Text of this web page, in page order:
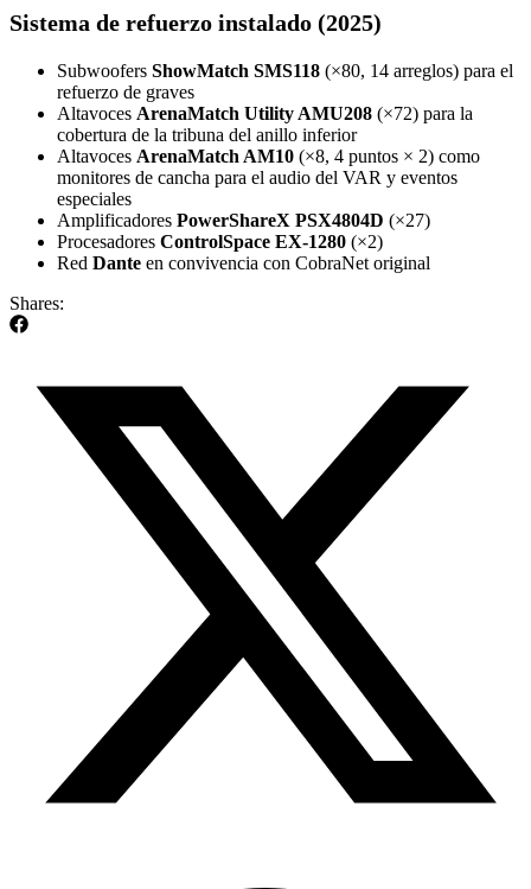
Sistema de refuerzo instalado (2025)
Subwoofers ShowMatch SMS118 (×80, 14 arreglos) para el
refuerzo de graves
Altavoces ArenaMatch Utility AMU208 (×72) para la
cobertura de la tribuna del anillo inferior
Altavoces ArenaMatch AM10 (×8, 4 puntos × 2) como
monitores de cancha para el audio del VAR y eventos
especiales
Amplificadores PowerShareX PSX4804D (×27)
Procesadores ControlSpace EX-1280 (×2)
Red Dante en convivencia con CobraNet original
Shares: